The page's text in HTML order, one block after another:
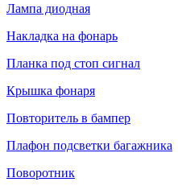
Лампа диодная
Накладка на фонарь
Планка под стоп сигнал
Крышка фонаря
Повторитель в бампер
Плафон подсветки багажника
Поворотник